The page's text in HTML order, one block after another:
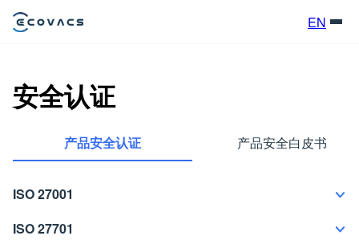
EN
安全认证
产品安全认证 产品安全白皮书
ISO 27001
ISO 27701